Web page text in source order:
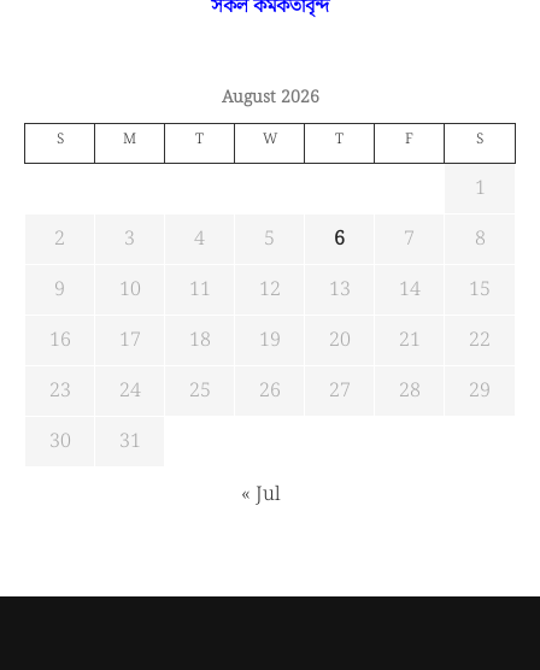
সকল কর্মকর্তাবৃন্দ
August 2026
S M T W T F S
1
2
3 4 5 6 7
8
9
10 11 12 13 14
15
16
17 18 19 20 21
22
23
24 25 26 27 28
29
30
31
« Jul